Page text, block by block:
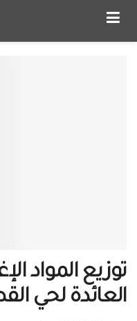
توزيع المواد
العائدة لحي